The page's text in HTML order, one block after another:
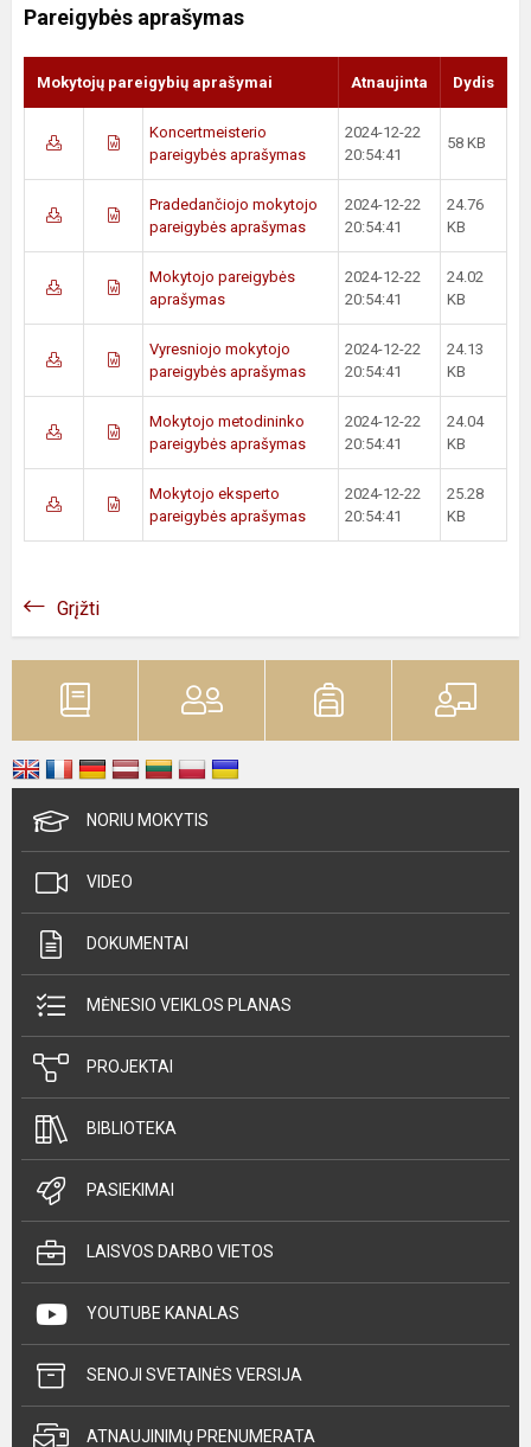
Pareigybės aprašymas
Mokytojų pareigybių aprašymai Atnaujinta Dydis
Koncertmeisterio
pareigybės aprašymas
2024-12-22
20:54:41
58 KB
Pradedančiojo mokytojo
pareigybės aprašymas
2024-12-22
20:54:41
24.76
KB
Mokytojo pareigybės
aprašymas
2024-12-22
20:54:41
24.02
KB
Vyresniojo mokytojo
pareigybės aprašymas
2024-12-22
20:54:41
24.13
KB
Mokytojo metodininko
pareigybės aprašymas
2024-12-22
20:54:41
24.04
KB
Mokytojo eksperto
pareigybės aprašymas
2024-12-22
20:54:41
25.28
KB
Grįžti
NORIU MOKYTIS
VIDEO
DOKUMENTAI
MĖNESIO VEIKLOS PLANAS
PROJEKTAI
BIBLIOTEKA
PASIEKIMAI
LAISVOS DARBO VIETOS
YOUTUBE KANALAS
SENOJI SVETAINĖS VERSIJA
ATNAUJINIMŲ PRENUMERATA